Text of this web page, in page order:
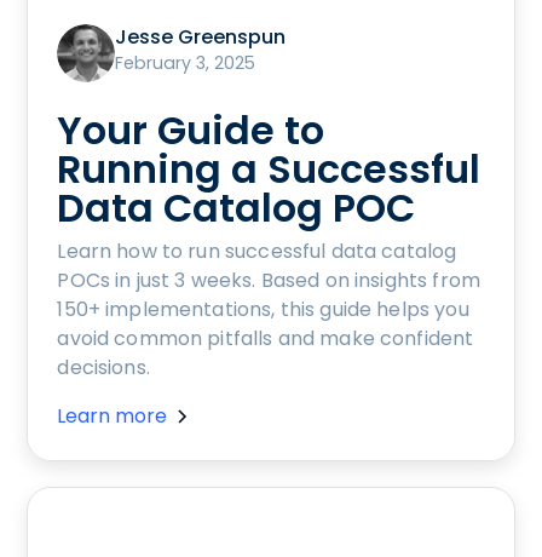
Jesse Greenspun
February 3, 2025
Your Guide to
Running a Successful
Data Catalog POC
Learn how to run successful data catalog
POCs in just 3 weeks. Based on insights from
150+ implementations, this guide helps you
avoid common pitfalls and make confident
decisions.
Learn more